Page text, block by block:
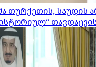
თურქეთის, საუდის